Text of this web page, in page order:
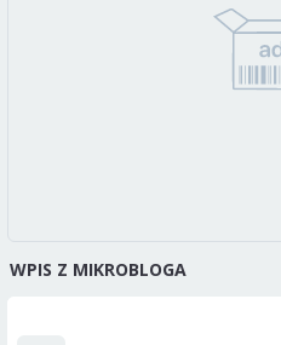
WPIS Z MIKROBLOGA